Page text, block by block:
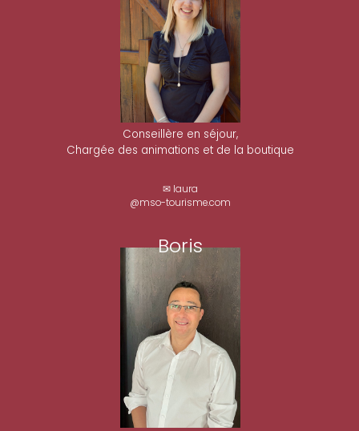
Conseillère en séjour,
Chargée des animations et de la boutique
✉ laura
@mso-tourisme.com
Boris